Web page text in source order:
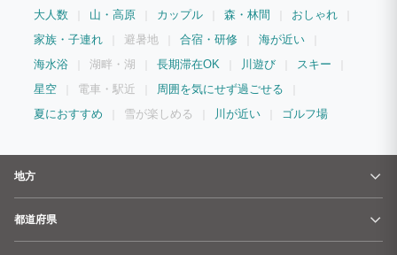
大人数
山・高原 カップル 森・林間
おしゃれ
家族・子連れ
避暑地 合宿・研修
海が近い
海水浴
湖畔・湖 長期滞在OK 川遊び
スキー
星空
電車・駅近
周囲を気にせず過ごせる
夏におすすめ
雪が楽しめる 川が近い ゴルフ場
地方
都道府県